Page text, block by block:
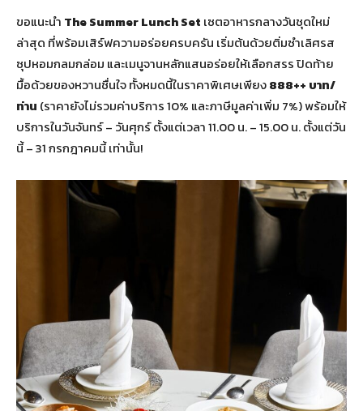
ขอแนะนำ The Summer Lunch Set เซตอาหารกลางวันชุดใหม่
ล่าสุด ที่พร้อมเสิร์ฟความอร่อยครบครัน เริ่มต้นด้วยติ่มซำเลิศรส
ซุปหอมกลมกล่อม และเมนูจานหลักแสนอร่อยให้เลือกสรร ปิดท้าย
มื้อด้วยของหวานชื่นใจ ทั้งหมดนี้ในราคาพิเศษเพียง888++ บาท/
ท่าน (ราคายังไม่รวมค่าบริการ 10% และภาษีมูลค่าเพิ่ม 7%) พร้อมให้
บริการในวันจันทร์ – วันศุกร์ ตั้งแต่เวลา 11.00 น. – 15.00 น. ตั้งแต่วัน
นี้ – 31 กรกฎาคมนี้ เท่านั้น!